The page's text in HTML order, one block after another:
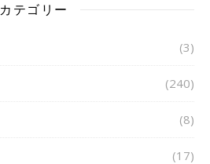
カテゴリー
(3)
(240)
(8)
(17)